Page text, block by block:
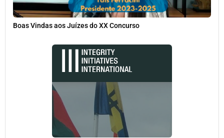
Boas Vindas aos Juízes do XX Concurso